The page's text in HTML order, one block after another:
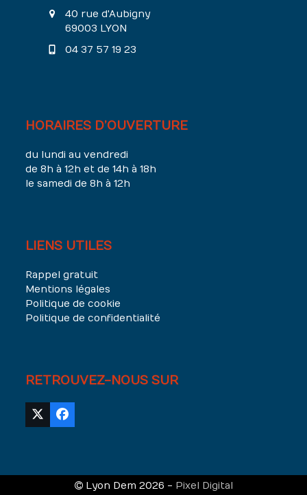
40 rue d'Aubigny
69003 LYON
04 37 57 19 23
HORAIRES D’OUVERTURE
du lundi au vendredi
de 8h à 12h et de 14h à 18h
le samedi de 8h à 12h
LIENS UTILES
Rappel gratuit
Mentions légales
Politique de cookie
Politique de confidentialité
RETROUVEZ-NOUS SUR
Twitter
(deprecated)
Facebook
Lyon Dem 2026 - Pixel Digital